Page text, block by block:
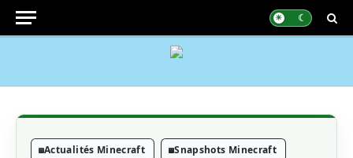
Actualités Minecraft Snapshots Minecraft